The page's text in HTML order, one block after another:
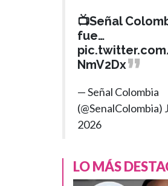
📺Señal
fue…
NmV2Dx
— Señal Colombia
(@SenalColombia)
2026
LO MÁS